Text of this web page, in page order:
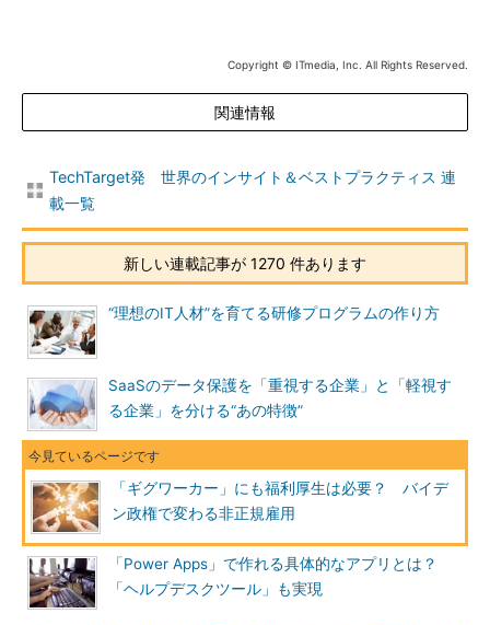
Copyright © ITmedia, Inc. All Rights Reserved.
関連情報
TechTarget発 世界のインサイト＆ベストプラクティス 連
載一覧
新しい連載記事が 1270 件あります
“理想のIT人材”を育てる研修プログラムの作り方
SaaSのデータ保護を「重視する企業」と「軽視す
る企業」を分ける“あの特徴”
「ギグワーカー」にも福利厚生は必要？ バイデ
ン政権で変わる非正規雇用
「Power Apps」で作れる具体的なアプリとは？
「ヘルプデスクツール」も実現